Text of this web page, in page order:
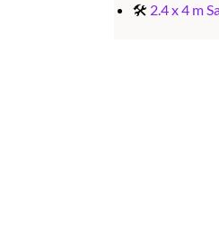
🛠️ 2.4 x 4 m